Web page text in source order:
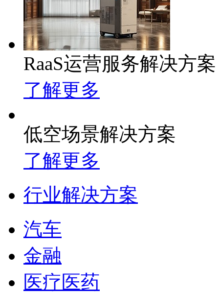
RaaS运营服务解决方案
了解更多
低空场景解决方案
了解更多
行业解决方案
汽车
金融
医疗医药